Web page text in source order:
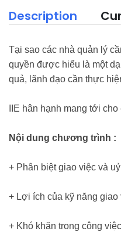
Description
Tại sao các nhà quản lý
quyền được hiểu là một
quả, lãnh đạo cần thực
IIE hân hạnh mang tới
Nội dung chương trình :
+ Phân biệt giao việc và
+ Lợi ích của kỹ năng giao
+ Khó khăn trong công